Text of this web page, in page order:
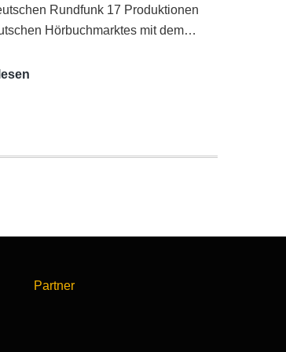
Rundfunk 17 Produktionen
Hörbuchmarktes mit dem…
Ausgezeichnete
Partner